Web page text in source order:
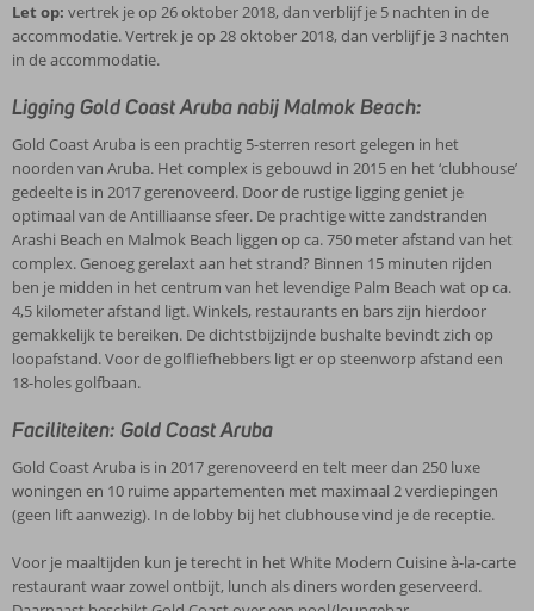
Let op: vertrek je op 26 oktober 2018, dan verblijf je 5 nachten in de
accommodatie. Vertrek je op 28 oktober 2018, dan verblijf je 3 nachten
in de accommodatie.
Ligging Gold Coast Aruba nabij Malmok Beach:
Gold Coast Aruba is een prachtig 5-sterren resort gelegen in het
noorden van Aruba. Het complex is gebouwd in 2015 en het ‘clubhouse’
gedeelte is in 2017 gerenoveerd. Door de rustige ligging geniet je
optimaal van de Antilliaanse sfeer. De prachtige witte zandstranden
Arashi Beach en Malmok Beach liggen op ca. 750 meter afstand van het
complex. Genoeg gerelaxt aan het strand? Binnen 15 minuten rijden
ben je midden in het centrum van het levendige Palm Beach wat op ca.
4,5 kilometer afstand ligt. Winkels, restaurants en bars zijn hierdoor
gemakkelijk te bereiken. De dichtstbijzijnde bushalte bevindt zich op
loopafstand. Voor de golfliefhebbers ligt er op steenworp afstand een
18-holes golfbaan.
Faciliteiten: Gold Coast Aruba
Gold Coast Aruba is in 2017 gerenoveerd en telt meer dan 250 luxe
woningen en 10 ruime appartementen met maximaal 2 verdiepingen
(geen lift aanwezig). In de lobby bij het clubhouse vind je de receptie.
Voor je maaltijden kun je terecht in het White Modern Cuisine à-la-carte
restaurant waar zowel ontbijt, lunch als diners worden geserveerd.